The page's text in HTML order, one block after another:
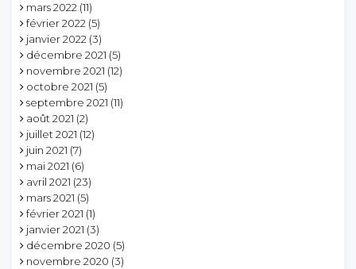
mars 2022 (11)
février 2022 (5)
janvier 2022 (3)
décembre 2021 (5)
novembre 2021 (12)
octobre 2021 (5)
septembre 2021 (11)
août 2021 (2)
juillet 2021 (12)
juin 2021 (7)
mai 2021 (6)
avril 2021 (23)
mars 2021 (5)
février 2021 (1)
janvier 2021 (3)
décembre 2020 (5)
novembre 2020 (3)